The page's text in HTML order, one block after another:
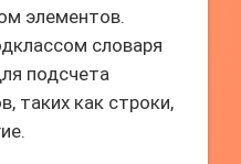
элементов.
словаря
подсчета
таких как строки,